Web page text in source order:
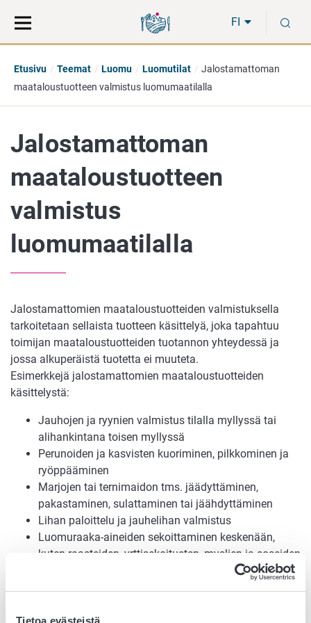
Tietoa evästeistä
suoraan
sisältöön
koko
sivuston
FI
Etusivu Teemat Luomu Luomutilat
Jalostamattoman
maataloustuotteen valmistus luomumaatilalla
Jalostamattoman
maataloustuotteen
valmistus
luomumaatilalla
Jalostamattomien maataloustuotteiden valmistuksella
tarkoitetaan sellaista tuotteen käsittelyä, joka tapahtuu
toimijan maataloustuotteiden tuotannon yhteydessä ja
jossa alkuperäistä tuotetta ei muuteta.
Esimerkkejä jalostamattomien maataloustuotteiden
käsittelystä:
Jauhojen ja ryynien valmistus tilalla myllyssä tai
alihankintana toisen myllyssä
Perunoiden ja kasvisten kuoriminen, pilkkominen ja
ryöppääminen
Marjojen tai ternimaidon tms. jäädyttäminen,
pakastaminen, sulattaminen tai jäähdyttäminen
Lihan paloittelu ja jauhelihan valmistus
Luomuraaka-aineiden sekoittaminen keskenään,
kuten raasteiden, yrttisekoitusten, myslien ja soseiden